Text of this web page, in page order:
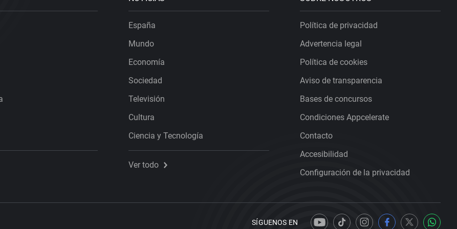
España
Mundo
Economía
Sociedad
Televisión
Cultura
Ciencia y Tecnología
Ver todo
Política de privacidad
Advertencia legal
Política de cookies
Aviso de transparencia
Bases de concursos
Condiciones Appcelerate
Contacto
Accesibilidad
Configuración de la privacidad
SÍGUENOS EN